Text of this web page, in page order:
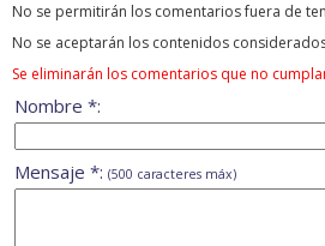
No se permitirán los comentarios fuera de
No se aceptarán los contenidos
Se eliminarán los comentarios que no
Nombre *:
Mensaje *: (500 caracteres máx)